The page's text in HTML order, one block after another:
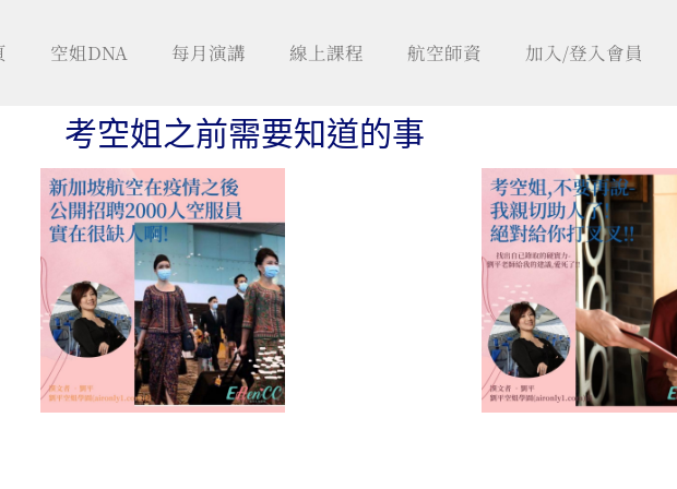
空姐DNA 每月演講 線上課程 航空師資 加入/登入會員
考空姐之前需要知道的事